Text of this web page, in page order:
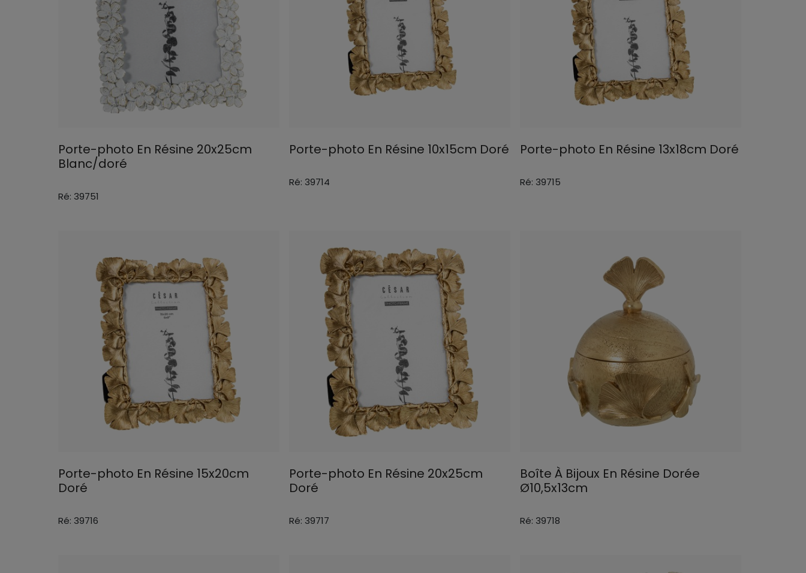
Porte-photo En Résine 20x25cm
Blanc/doré
Ré: 39751
Porte-photo En Résine 10x15cm Doré
Ré: 39714
Porte-photo En Résine 13x18cm Doré
Ré: 39715
Porte-photo En Résine 15x20cm
Doré
Ré: 39716
Porte-photo En Résine 20x25cm
Doré
Ré: 39717
Boîte À Bijoux En Résine Dorée
Ø10,5x13cm
Ré: 39718